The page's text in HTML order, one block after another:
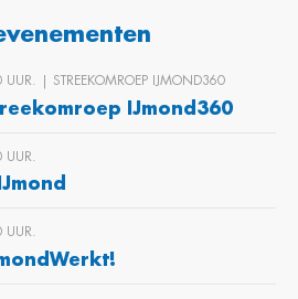
| STREEKOMROEP IJMOND360
IJmond360